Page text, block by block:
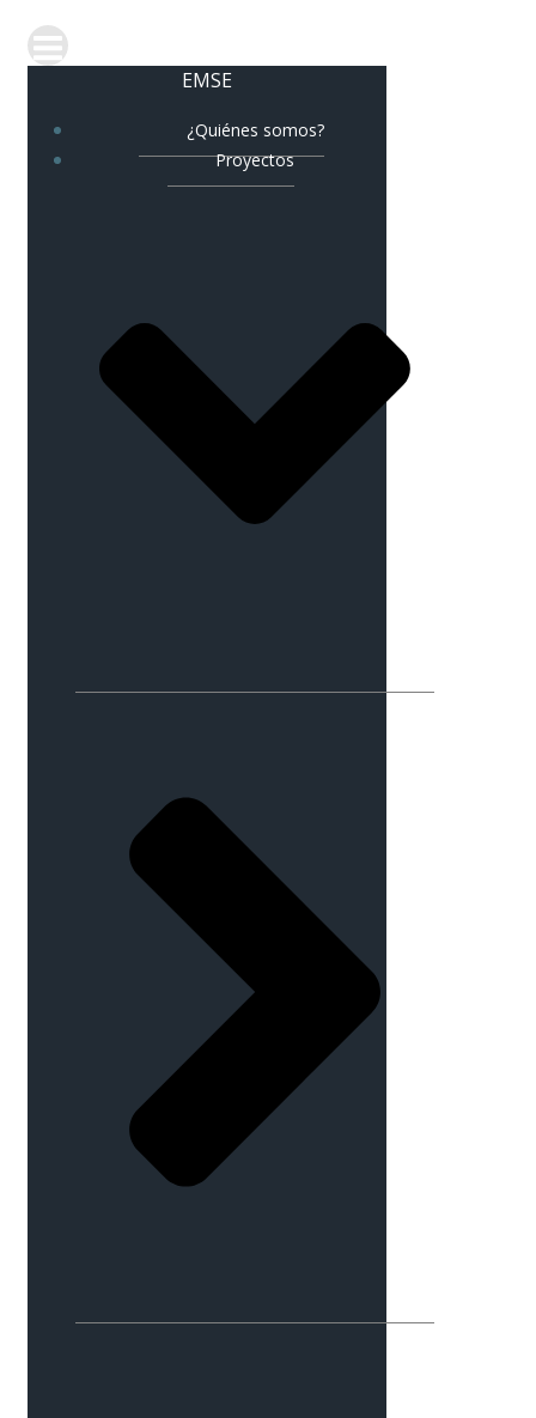
EMSE
¿Quiénes somos?
Proyectos